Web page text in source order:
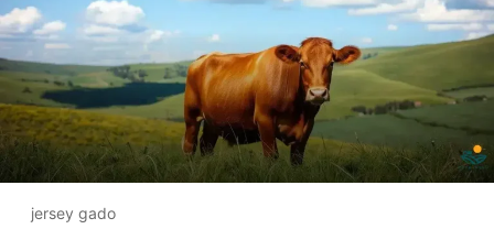
jersey gado